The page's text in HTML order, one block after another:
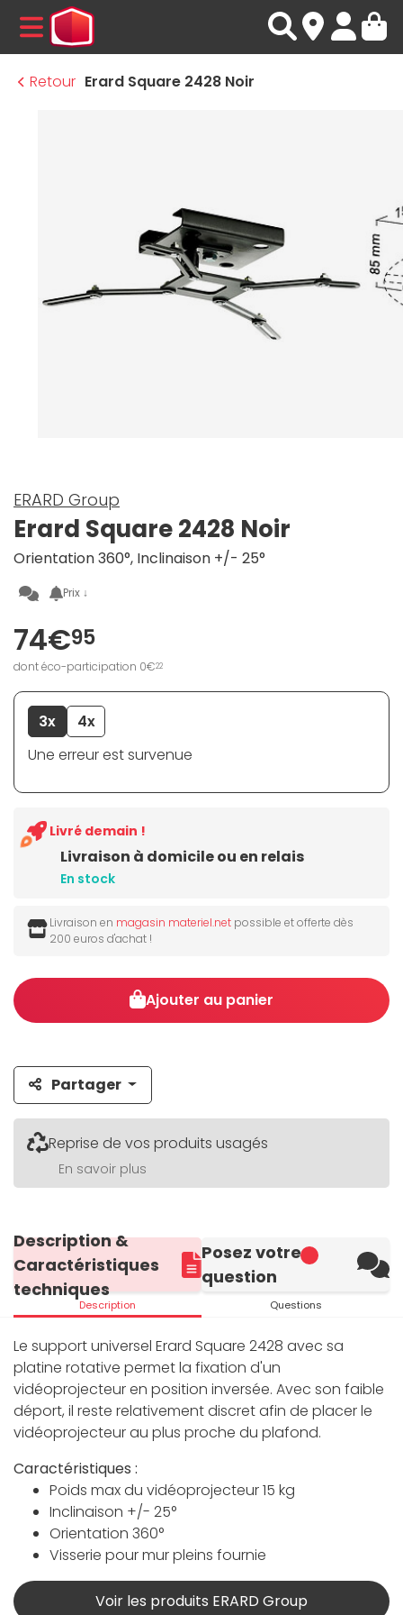
MENU
Retour Erard Square 2428 Noir
ERARD Group
Erard Square 2428 Noir
Orientation 360°, Inclinaison +/- 25°
Prix ↓
74€95
dont éco-participation 0€22
3x
4x
Une erreur est survenue
Livraison à domicile ou en relais
En stock
Livré demain !
Livraison en magasin materiel.net possible et offerte dès
200 euros d'achat !
Ajouter au panier
Partager
Reprise de vos produits usagés
En savoir plus
Description &
Caractéristiques
techniques
Description
Posez votre
question
Questions
Le support universel Erard Square 2428 avec sa
platine rotative permet la fixation d'un
vidéoprojecteur en position inversée. Avec son faible
déport, il reste relativement discret afin de placer le
vidéoprojecteur au plus proche du plafond.
Caractéristiques :
Poids max du vidéoprojecteur 15 kg
Inclinaison +/- 25°
Orientation 360°
Visserie pour mur pleins fournie
Voir les produits ERARD Group